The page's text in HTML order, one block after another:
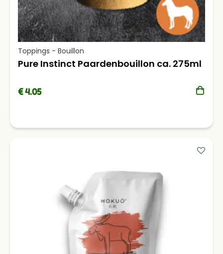
Toppings - Bouillon
Pure Instinct Paardenbouillon ca. 275ml
€ 4.05